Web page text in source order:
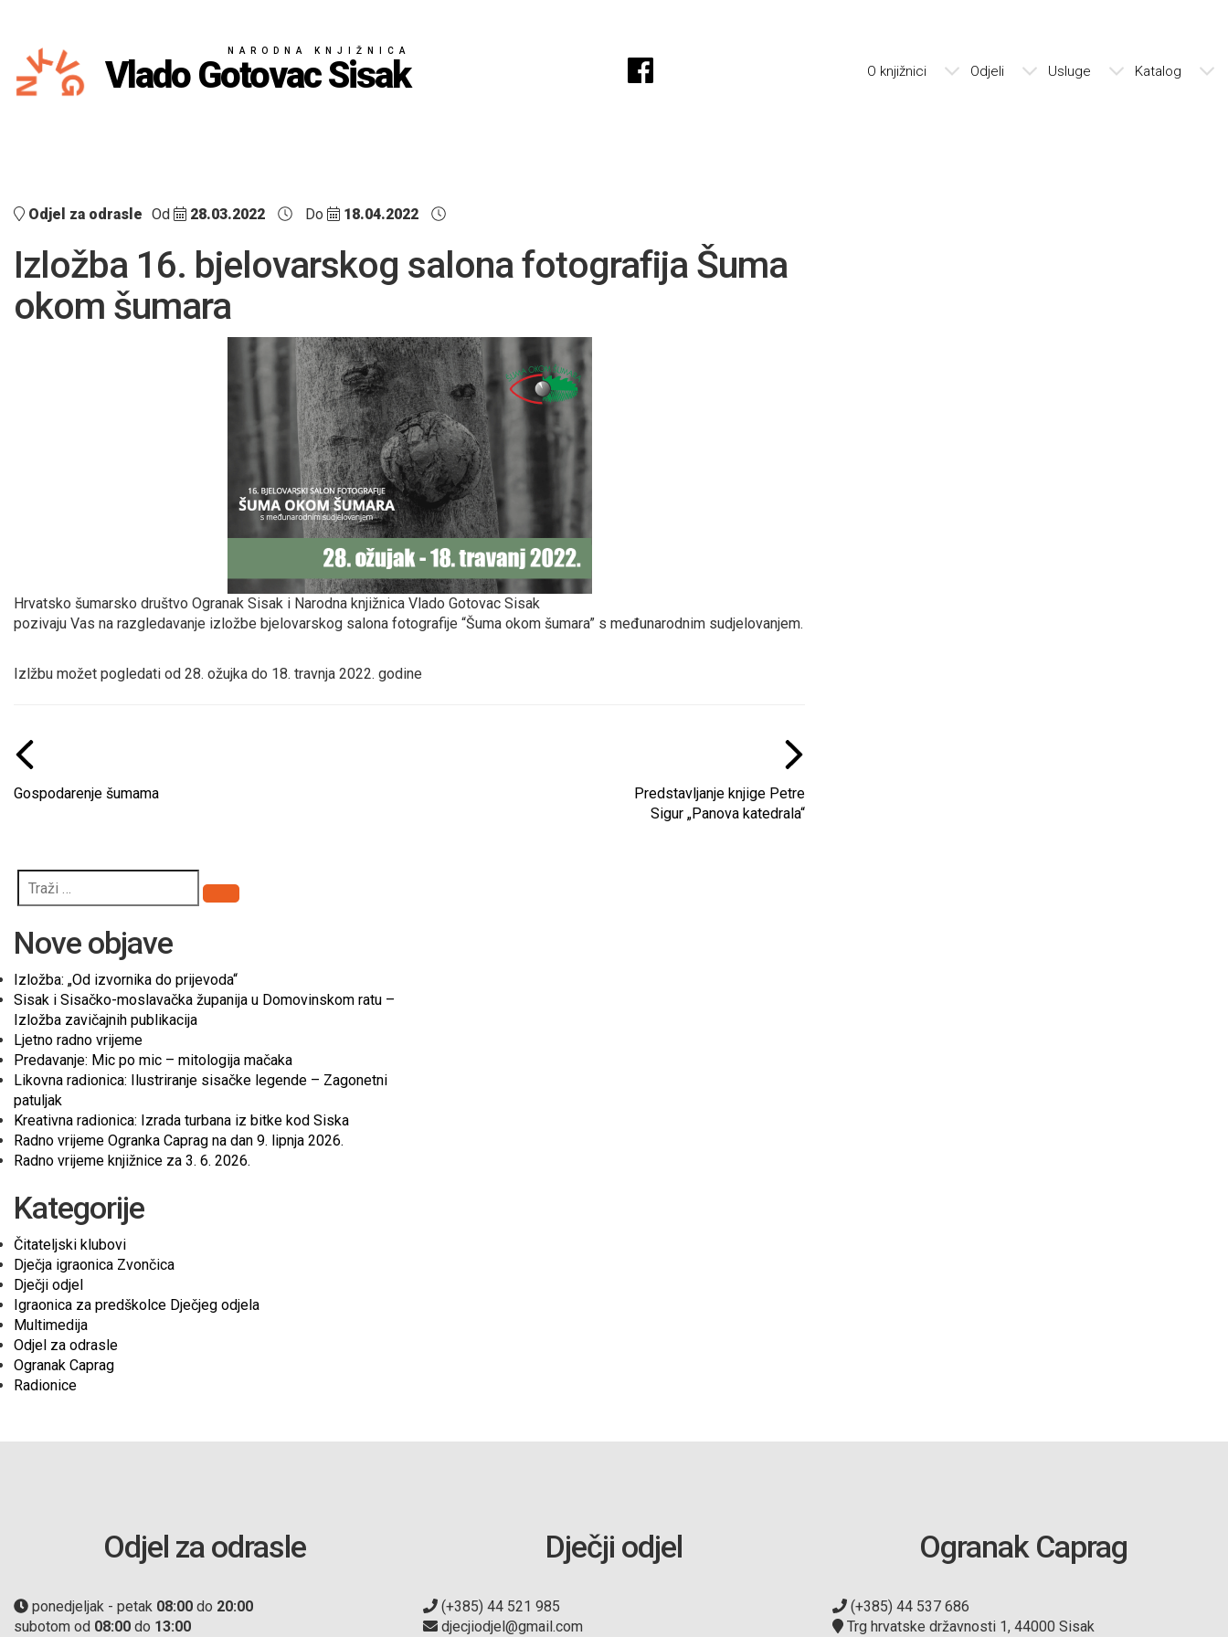
NARODNA KNJIŽNICA
Vlado Gotovac Sisak O knjižnici Odjeli Usluge Katalog
Odjel za odrasle Od 28.03.2022 Do 18.04.2022
Izložba 16. bjelovarskog salona fotografija Šuma
okom šumara
Hrvatsko šumarsko društvo Ogranak Sisak i Narodna knjižnica Vlado Gotovac Sisak
pozivaju Vas na razgledavanje izložbe bjelovarskog salona fotografije “Šuma okom šumara” s međunarodnim sudjelovanjem.
Izlžbu možet pogledati od 28. ožujka do 18. travnja 2022. godine
Gospodarenje šumama
Predstavljanje knjige Petre
Sigur „Panova katedrala“
Pretraži
Nove objave
Izložba: „Od izvornika do prijevoda“
Sisak i Sisačko-moslavačka županija u Domovinskom ratu –
Izložba zavičajnih publikacija
Ljetno radno vrijeme
Predavanje: Mic po mic – mitologija mačaka
Likovna radionica: Ilustriranje sisačke legende – Zagonetni
patuljak
Kreativna radionica: Izrada turbana iz bitke kod Siska
Radno vrijeme Ogranka Caprag na dan 9. lipnja 2026.
Radno vrijeme knjižnice za 3. 6. 2026.
Kategorije
Čitateljski klubovi
Dječja igraonica Zvončica
Dječji odjel
Igraonica za predškolce Dječjeg odjela
Multimedija
Odjel za odrasle
Ogranak Caprag
Radionice
Odjel za odrasle
ponedjeljak - petak 08:00 do 20:00
subotom od 08:00 do 13:00
Dječji odjel
(+385) 44 521 985
djecjiodjel@gmail.com
Ogranak Caprag
(+385) 44 537 686
Trg hrvatske državnosti 1, 44000 Sisak